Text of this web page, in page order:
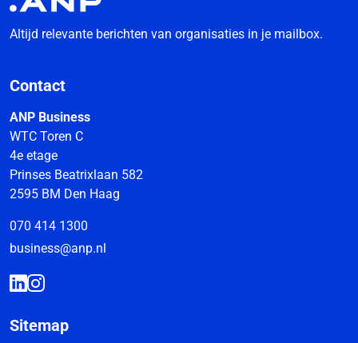
Altijd relevante berichten van organisaties in je mailbox.
Contact
ANP Business
WTC Toren C
4e etage
Prinses Beatrixlaan 582
2595 BM Den Haag
070 414 1300
business@anp.nl
Sitemap